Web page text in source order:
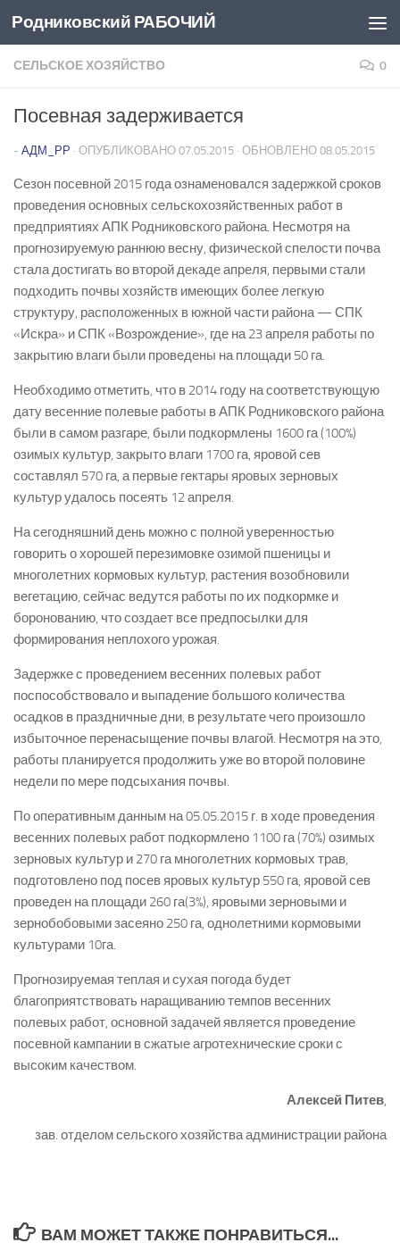
Перейти к содержимому
Родниковский РАБОЧИЙ
СЕЛЬСКОЕ ХОЗЯЙСТВО 0
Посевная задерживается
- АДМ_РР · ОПУБЛИКОВАНО 07.05.2015 · ОБНОВЛЕНО 08.05.2015
Сезон посевной 2015 года ознаменовался задержкой сроков
проведения основных сельскохозяйственных работ в
предприятиях АПК Родниковского района. Несмотря на
прогнозируемую раннюю весну, физической спелости почва
стала достигать во второй декаде апреля, первыми стали
подходить почвы хозяйств имеющих более легкую
структуру, расположенных в южной части района — СПК
«Искра» и СПК «Возрождение», где на 23 апреля работы по
закрытию влаги были проведены на площади 50 га.
Необходимо отметить, что в 2014 году на соответствующую
дату весенние полевые работы в АПК Родниковского района
были в самом разгаре, были подкормлены 1600 га (100%)
озимых культур, закрыто влаги 1700 га, яровой сев
составлял 570 га, а первые гектары яровых зерновых
культур удалось посеять 12 апреля.
На сегодняшний день можно с полной уверенностью
говорить о хорошей перезимовке озимой пшеницы и
многолетних кормовых культур, растения возобновили
вегетацию, сейчас ведутся работы по их подкормке и
боронованию, что создает все предпосылки для
формирования неплохого урожая.
Задержке с проведением весенних полевых работ
поспособствовало и выпадение большого количества
осадков в праздничные дни, в результате чего произошло
избыточное перенасыщение почвы влагой. Несмотря на это,
работы планируется продолжить уже во второй половине
недели по мере подсыхания почвы.
По оперативным данным на 05.05.2015 г. в ходе проведения
весенних полевых работ подкормлено 1100 га (70%) озимых
зерновых культур и 270 га многолетних кормовых трав,
подготовлено под посев яровых культур 550 га, яровой сев
проведен на площади 260 га(3%), яровыми зерновыми и
зернобобовыми засеяно 250 га, однолетними кормовыми
культурами 10га.
Прогнозируемая теплая и сухая погода будет
благоприятствовать наращиванию темпов весенних
полевых работ, основной задачей является проведение
посевной кампании в сжатые агротехнические сроки с
высоким качеством.
Алексей Питев,
зав. отделом сельского хозяйства администрации района
ВАМ МОЖЕТ ТАКЖЕ ПОНРАВИТЬСЯ...